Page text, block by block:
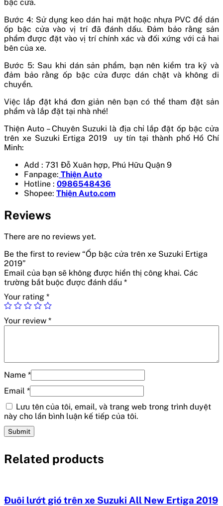
bậc cửa.
Bước 4: Sử dụng keo dán hai mặt hoặc nhựa PVC để dán
ốp bậc cửa vào vị trí đã đánh dấu. Đảm bảo rằng sản
phẩm được đặt vào vị trí chính xác và đối xứng với cả hai
bên của xe.
Bước 5: Sau khi dán sản phẩm, bạn nên kiểm tra kỹ và
đảm bảo rằng ốp bậc cửa được dán chặt và không di
chuyển.
Việc lắp đặt khá đơn giản nên bạn có thể tham đặt sản
phẩm và lắp đặt tại nhà nhé!
Thiện Auto – Chuyên Suzuki là địa chỉ lắp đặt ốp bậc cửa
trên xe Suzuki Ertiga 2019
uy tín tại thành phố Hồ Chí
Minh:
Add : 731 Đỗ Xuân hợp, Phú Hữu Quận 9
Fanpage: Thiện Auto
Hotline : 0986548436
Shopee: Thiện Auto.com
Reviews
There are no reviews yet.
Be the first to review “Ốp bậc cửa trên xe Suzuki Ertiga
2019”
Email của bạn sẽ không được hiển thị công khai. Các
trường bắt buộc được đánh dấu *
Your rating *
Your review *
Name *
Email *
Lưu tên của tôi, email, và trang web trong trình duyệt
này cho lần bình luận kế tiếp của tôi.
Related products
Đuôi lướt gió trên xe Suzuki All New Ertiga 2019